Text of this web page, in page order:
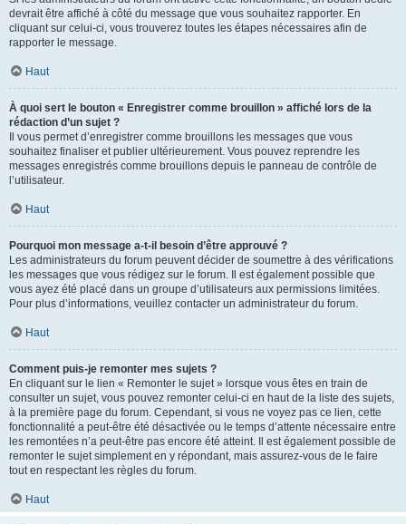
devrait être affiché à côté du message que vous souhaitez rapporter. En
cliquant sur celui-ci, vous trouverez toutes les étapes nécessaires afin de
rapporter le message.
Haut
À quoi sert le bouton « Enregistrer comme brouillon » affiché lors de la
rédaction d’un sujet ?
Il vous permet d’enregistrer comme brouillons les messages que vous
souhaitez finaliser et publier ultérieurement. Vous pouvez reprendre les
messages enregistrés comme brouillons depuis le panneau de contrôle de
l’utilisateur.
Haut
Pourquoi mon message a-t-il besoin d’être approuvé ?
Les administrateurs du forum peuvent décider de soumettre à des vérifications
les messages que vous rédigez sur le forum. Il est également possible que
vous ayez été placé dans un groupe d’utilisateurs aux permissions limitées.
Pour plus d’informations, veuillez contacter un administrateur du forum.
Haut
Comment puis-je remonter mes sujets ?
En cliquant sur le lien « Remonter le sujet » lorsque vous êtes en train de
consulter un sujet, vous pouvez remonter celui-ci en haut de la liste des sujets,
à la première page du forum. Cependant, si vous ne voyez pas ce lien, cette
fonctionnalité a peut-être été désactivée ou le temps d’attente nécessaire entre
les remontées n’a peut-être pas encore été atteint. Il est également possible de
remonter le sujet simplement en y répondant, mais assurez-vous de le faire
tout en respectant les règles du forum.
Haut